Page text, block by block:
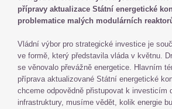
přípravy aktualizace Státní energetické
problematice malých modulárních
Vládní výbor pro strategické investice je
ve formě, který představila vláda v květnu.
se věnovalo převážně energetice. Hlavním
příprava aktualizované Státní energetické
chceme odpovědně přistupovat k investicím
infrastruktury, musíme vědět, kolik energie